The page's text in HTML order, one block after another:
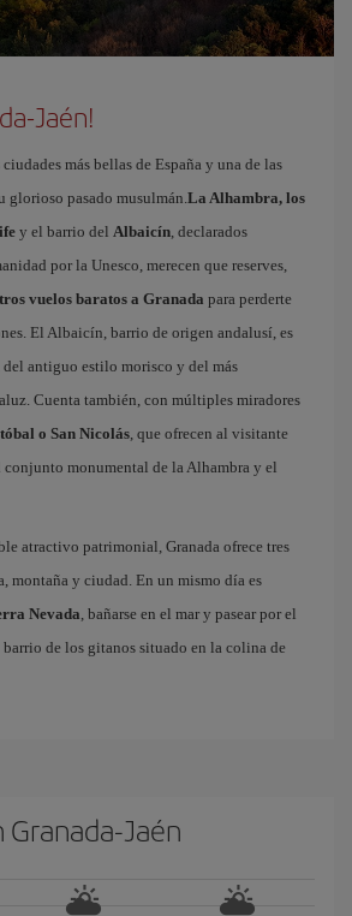
Jaén!
más bellas de España y una de las
glorioso pasado musulmán.La Alhambra, los
y el barrio del Albaicín, declarados
por la Unesco, merecen que reserves,
vuelos baratos a Granada para perderte
El Albaicín, barrio de origen andalusí, es
del antiguo estilo morisco y del más
Cuenta también, con múltiples miradores
o San Nicolás, que ofrecen al visitante
monumental de la Alhambra y el
atractivo patrimonial, Granada ofrece tres
montaña y ciudad. En un mismo día es
Nevada, bañarse en el mar y pasear por el
de los gitanos situado en la colina de
Jaén